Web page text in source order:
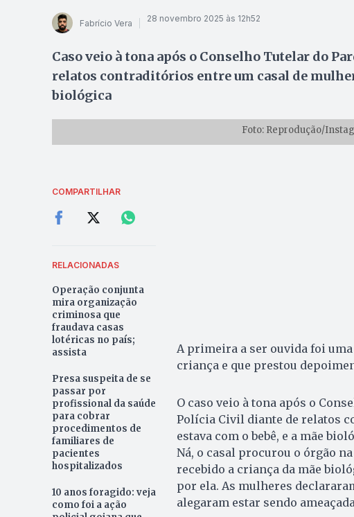
Fabrício Vera 28 novembro 2025 às 12h52
Caso veio à tona após o Conselho Tutelar do
relatos contraditórios entre um casal de
biológica
Foto: Reprodução/
COMPARTILHAR
RELACIONADAS
Operação conjunta
mira organização
criminosa que
fraudava casas
lotéricas no país;
assista
Presa suspeita de se
passar por
profissional da saúde
para cobrar
procedimentos de
familiares de
pacientes
hospitalizados
10 anos foragido: veja
como foi a ação
A primeira a ser ouvida foi
criança e que prestou
O caso veio à tona após o
Polícia Civil diante de relatos
estava com o bebê, e a mãe
Ná, o casal procurou o órgão
recebido a criança da mãe
por ela. As mulheres
alegaram estar sendo